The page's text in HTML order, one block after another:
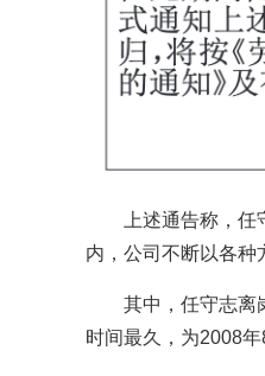
上述通告称，
内，公司不断以各种
其中，任守志离
时间最久，为2008年